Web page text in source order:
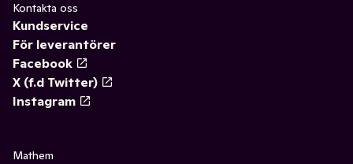
Kontakta oss
Kundservice
För leverantörer
Facebook
X (f.d Twitter)
Instagram
Mathem